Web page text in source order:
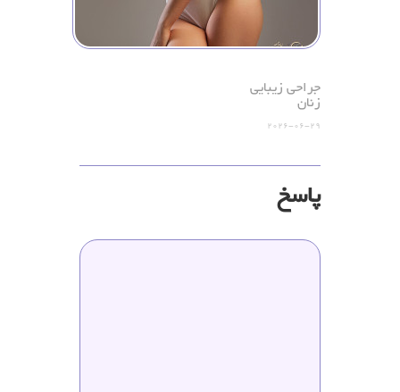
جراحی زیبایی
زنان
2026-06-29
پاسخ